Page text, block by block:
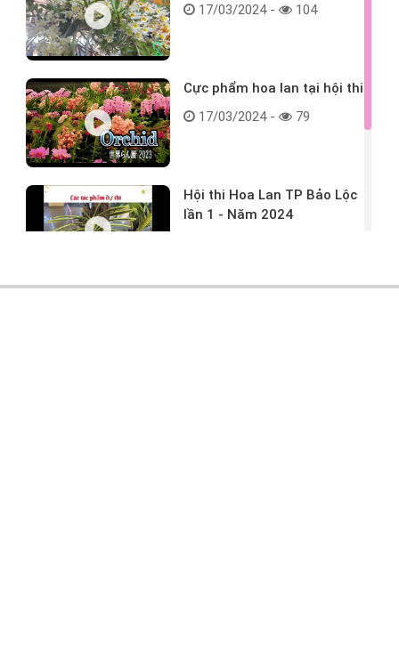
17/03/2024 -
104
Cực phẩm hoa lan tại hội thi
17/03/2024 -
79
Hội thi Hoa Lan TP Bảo Lộc
lần 1 - Năm 2024